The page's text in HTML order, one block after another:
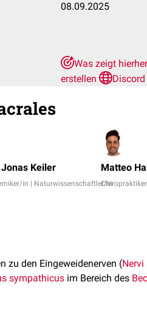
08.09.2025
Was zeigt
erstellen
Discord
Keiler
in | Naturwissenschaftler/in
Matteo
zu den Eingeweidenerven (
sympathicus im Bereich des